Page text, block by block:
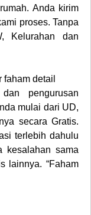
Anda kirim
proses. Tanpa
Kelurahan dan
detail
pengurusan
mulai dari UD,
secara Gratis.
terlebih dahulu
kesalahan sama
lainnya. “Faham